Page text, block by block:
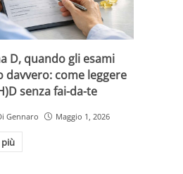
D, quando gli esami
davvero: come leggere
senza fai-da-te
Gennaro Maggio 1, 2026
più